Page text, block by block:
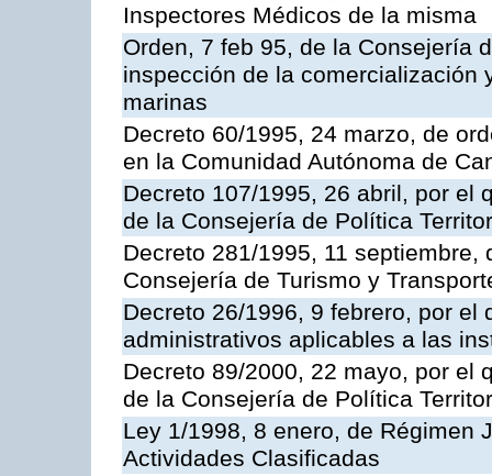
Inspectores Médicos de la misma
Orden, 7 feb 95, de la Consejería
inspección de la comercialización
marinas
Decreto 60/1995, 24 marzo, de
en la Comunidad Autónoma de
Decreto 107/1995, 26 abril, por el
de la Consejería de Política
Decreto 281/1995, 11
Consejería de Turismo y
Decreto 26/1996, 9 febrero, por
administrativos aplicables a las
Decreto 89/2000, 22 mayo, por el
de la Consejería de Política
Ley 1/1998, 8 enero, de Régimen
Actividades Clasificadas